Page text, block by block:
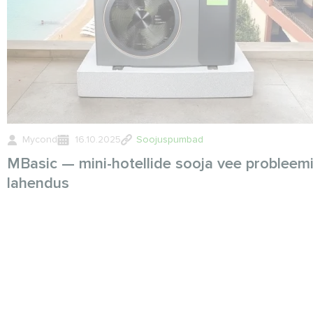
Mycond 16.10.2025 Soojuspumbad
MBasic — mini-hotellide sooja vee probleemi
lahendus